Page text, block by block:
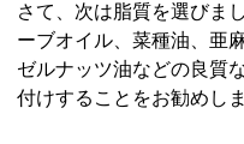
さて、次は脂質を選びま
ーブオイル、菜種油、亜
ゼルナッツ油などの良質
付けすることをお勧めしま